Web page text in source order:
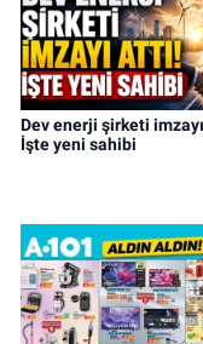
Dev enerji şirketi
İşte yeni sahibi